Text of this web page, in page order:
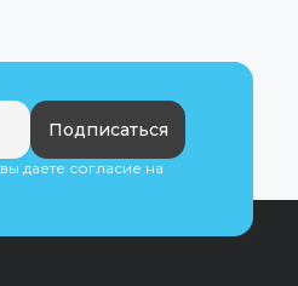
Подписаться
даете согласие на